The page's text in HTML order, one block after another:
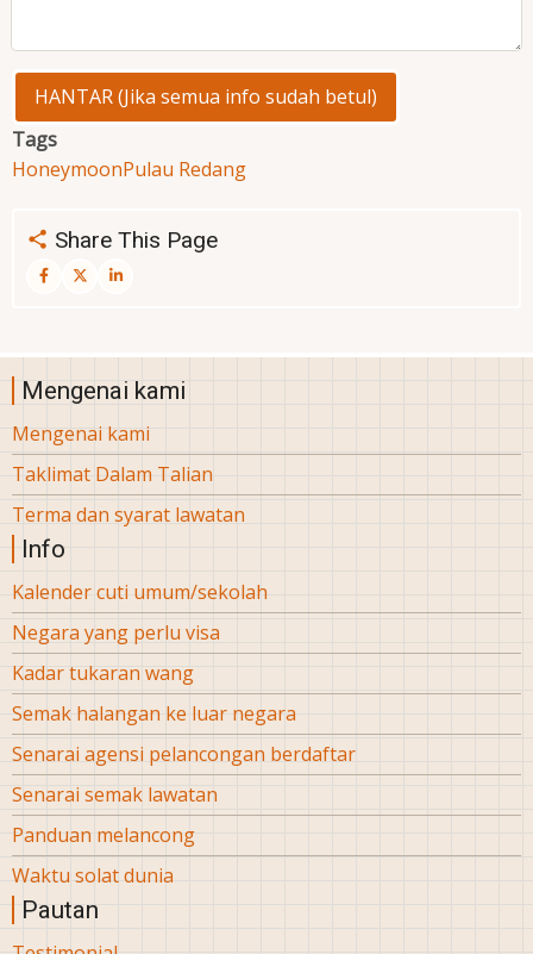
Tags
HoneymoonPulau Redang
Share This Page
Mengenai kami
Mengenai kami
Taklimat Dalam Talian
Terma dan syarat lawatan
Info
Kalender cuti umum/sekolah
Negara yang perlu visa
Kadar tukaran wang
Semak halangan ke luar negara
Senarai agensi pelancongan berdaftar
Senarai semak lawatan
Panduan melancong
Waktu solat dunia
Pautan